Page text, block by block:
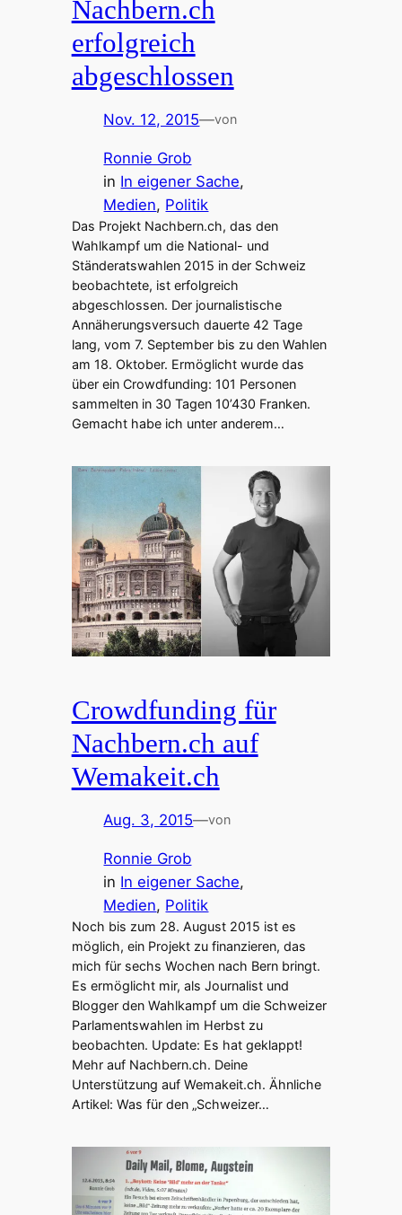
Nachbern.ch
erfolgreich
abgeschlossen
Nov. 12, 2015—von
Ronnie Grob
in In eigener Sache
Medien, Politik
Das Projekt Nachbern.ch, das den
Wahlkampf um die National- und
Ständeratswahlen 2015 in der Schweiz
beobachtete, ist erfolgreich
abgeschlossen. Der journalistische
Annäherungsversuch dauerte 42 Tage
lang, vom 7. September bis zu den Wahlen
am 18. Oktober. Ermöglicht wurde das
über ein Crowdfunding: 101 Personen
sammelten in 30 Tagen 10’430 Franken.
Gemacht habe ich unter anderem…
Crowdfunding für
Nachbern.ch auf
Wemakeit.ch
Aug. 3, 2015—von
Ronnie Grob
in In eigener Sache
Medien, Politik
Noch bis zum 28. August 2015 ist es
möglich, ein Projekt zu finanzieren, das
mich für sechs Wochen nach Bern bringt.
Es ermöglicht mir, als Journalist und
Blogger den Wahlkampf um die Schweizer
Parlamentswahlen im Herbst zu
beobachten. Update: Es hat geklappt!
Mehr auf Nachbern.ch. Deine
Unterstützung auf Wemakeit.ch. Ähnliche
Artikel: Was für den „Schweizer…